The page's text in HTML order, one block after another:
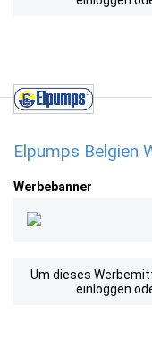
Elpumps Belgien
Werbebanner
Um dieses
einloggen